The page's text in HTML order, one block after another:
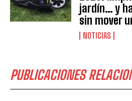
jardín… y
sin mover
NOTICIAS
PUBLICACIONES